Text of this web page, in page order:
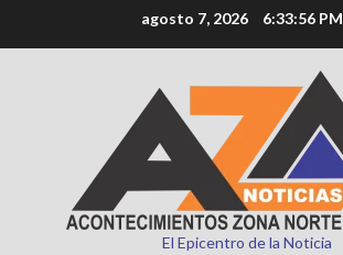
al
agosto 7, 2026 6:33:57 PM
El Epicentro de la Noticia